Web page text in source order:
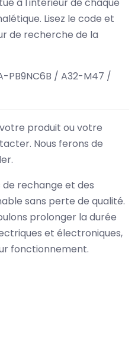
Lisez le code et
de recherche de la
PB9NC6B / A32-M47 /
produit ou votre
Nous ferons de
de rechange et des
sans perte de qualité.
prolonger la durée
et électroniques,
fonctionnement.